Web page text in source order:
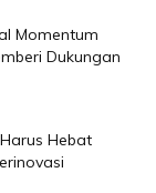
Momentum
Dukungan
Hebat